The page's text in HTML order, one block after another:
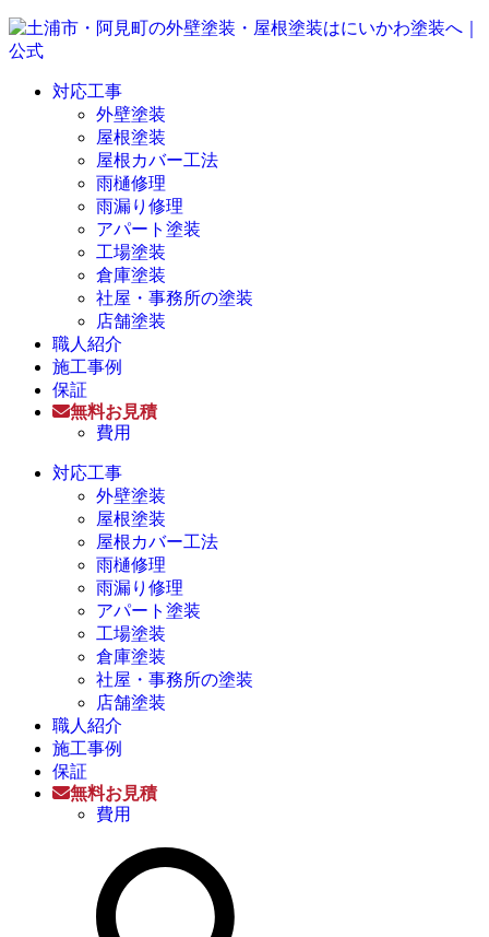
対応工事
外壁塗装
屋根塗装
屋根カバー工法
雨樋修理
雨漏り修理
アパート塗装
工場塗装
倉庫塗装
社屋・事務所の塗装
店舗塗装
職人紹介
施工事例
保証
無料お見積
費用
対応工事
外壁塗装
屋根塗装
屋根カバー工法
雨樋修理
雨漏り修理
アパート塗装
工場塗装
倉庫塗装
社屋・事務所の塗装
店舗塗装
職人紹介
施工事例
保証
無料お見積
費用